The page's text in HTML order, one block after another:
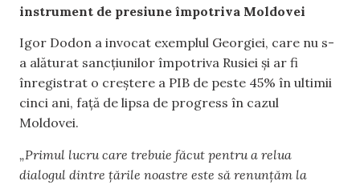
instrument de presiune împotriva Moldovei
Igor Dodon a invocat exemplul Georgiei, care nu s-
a alăturat sancțiunilor împotriva Rusiei și ar fi
înregistrat o creștere a PIB de peste 45% în ultimii
cinci ani, față de lipsa de progress în cazul
Moldovei.
„Primul lucru care trebuie făcut pentru a relua
dialogul dintre țările noastre este să renunțăm la